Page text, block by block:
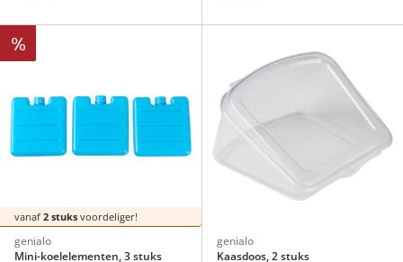
%
vanaf 2 stuks voordeliger!
genialo
Mini-koelelementen, 3 stuks
genialo
Kaasdoos, 2 stuks